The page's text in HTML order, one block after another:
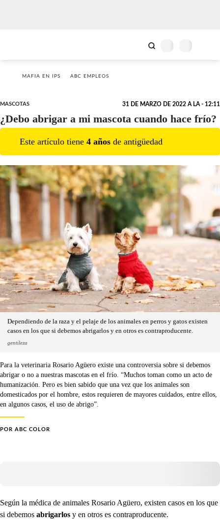
MAFIA EN IPS ABC EMPLEOS
MASCOTAS 31 DE MARZO DE 2022 A LA - 12:11
¿Debo abrigar a mi mascota cuando hace frío?
Este artículo tiene 4 años de antigüedad
Dependiendo de la raza y el pelaje de los animales en perros y gatos existen
casos en los que si debemos abrigarlos y en otros es contraproducente.
gentileza
Para la veterinaria Rosario Agüero existe una controversia sobre si debemos
abrigar o no a nuestras mascotas en el frío. “Muchos toman como un acto de
humanización. Pero es bien sabido que una vez que los animales son
domesticados por el hombre, estos requieren de mayores cuidados, entre ellos,
en algunos casos, el uso de abrigo”.
POR ABC COLOR
Según la médica de animales Rosario Agüero, existen casos en los que
si debemos abrigarlos y en otros es contraproducente.